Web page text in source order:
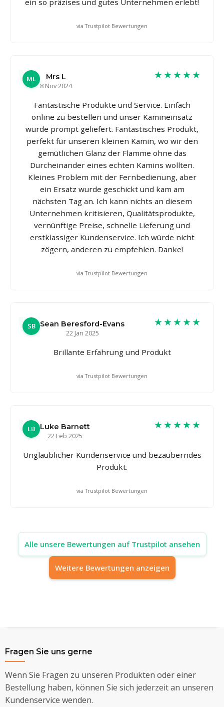
via Trustpilot Bewertungen
ML
Mrs L
8 Nov 2024
★★★★★
Fantastische Produkte und Service. Einfach
online zu bestellen und unser Kamineinsatz
wurde prompt geliefert. Fantastisches Produkt,
perfekt für unseren kleinen Kamin, wo wir den
gemütlichen Glanz der Flamme ohne das
Durcheinander eines echten Kamins wollten.
Kleines Problem mit der Fernbedienung, aber
ein Ersatz wurde geschickt und kam am
nächsten Tag an. Ich kann nichts an diesem
Unternehmen kritisieren, Qualitätsprodukte,
vernünftige Preise, schnelle Lieferung und
erstklassiger Kundenservice. Ich würde nicht
zögern, anderen zu empfehlen. Danke!
via Trustpilot Bewertungen
SB Sean Beresford-Evans
22 Jan 2025
★★★★★
Brillante Erfahrung und Produkt
via Trustpilot Bewertungen
LB
Luke Barnett
22 Feb 2025
★★★★★
Unglaublicher Kundenservice und bezauberndes
Produkt.
via Trustpilot Bewertungen
Alle unsere Bewertungen auf Trustpilot ansehen
Weitere Bewertungen anzeigen
Fragen Sie uns gerne
Wenn Sie Fragen zu unseren Produkten oder einer
Bestellung haben, können Sie sich jederzeit an unseren
Kundenservice wenden.